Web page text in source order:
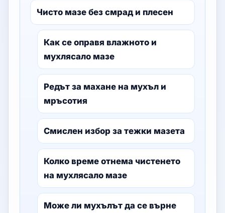
Чисто мазе без смрад и плесен
Как се оправя влажното и
мухлясало мазе
Редът за махане на мухъл и
мръсотия
Смислен избор за тежки мазета
Колко време отнема чистенето
на мухлясало мазе
Може ли мухълът да се върне